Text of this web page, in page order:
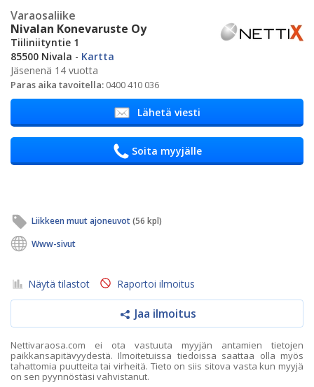
Varaosaliike
Nivalan Konevaruste Oy
Tiiliniityntie 1
85500 Nivala - Kartta
Jäsenenä 14 vuotta
Paras aika tavoitella: 0400 410 036
Lähetä viesti
Soita myyjälle
Liikkeen muut ajoneuvot(56 kpl)
Www-sivut
Näytä tilastot Raportoi ilmoitus
Jaa ilmoitus
Nettivaraosa.com ei ota vastuuta myyjän antamien tietojen
paikkansapitävyydestä. Ilmoitetuissa tiedoissa saattaa olla myös
tahattomia puutteita tai virheitä. Tieto on siis sitova vasta kun myyjä
on sen pyynnöstäsi vahvistanut.